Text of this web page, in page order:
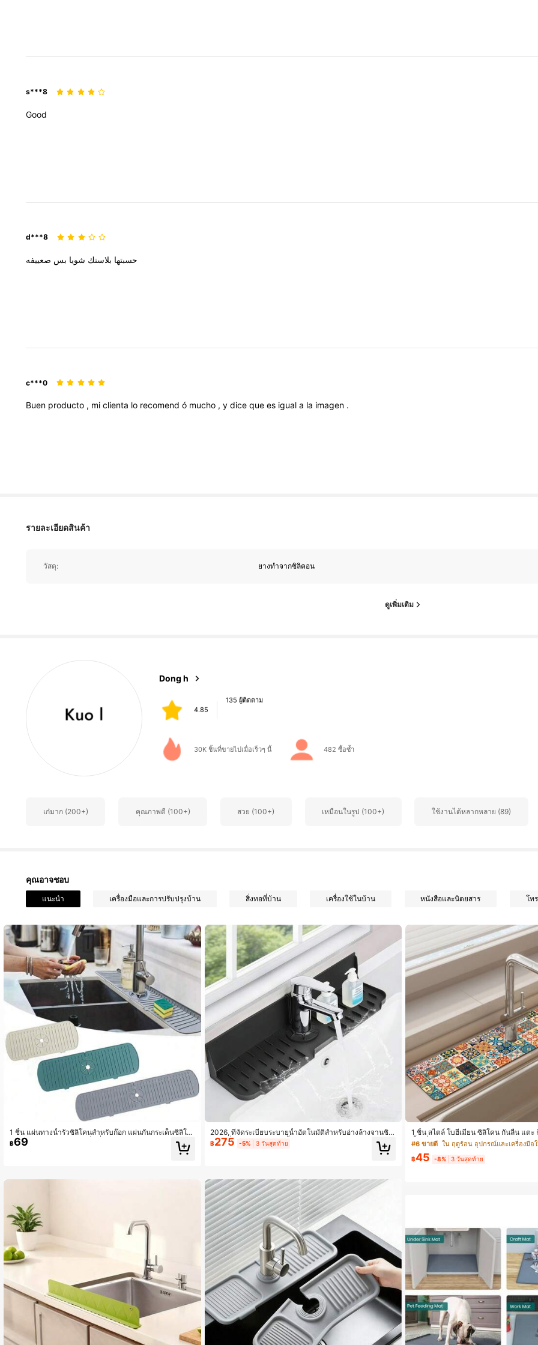
s***8
Good
d***8
حسبتها بلاستك شويا بس صعييفه
c***0
Buen producto , mi clienta lo recomend ó mucho , y dice que es igual a la imagen .
รายละเอียดสินค้า
วัสดุ: ยางทำจากซิลิคอน
ดูเพิ่มเติม
Dong h 4.85
p***a
135 ผู้ติดตาม
4.85
135 ผู้ติดตาม
4.85
135 ผู้ติดตาม
135 ผู้ติดตาม
30K ชิ้นที่ขายไปเมื่อเร็วๆ นี้ 482 ซื้อซ้ำ
เก๋มาก (200+) คุณภาพดี (100+) สวย (100+) เหมือนในรูป (100+) ใช้งานได้หลากหลาย (89)
คุณอาจชอบ
แนะนำ เครื่องมือและการปรับปรุงบ้าน สิ่งทอที่บ้าน เครื่องใช้ในบ้าน หนังสือและนิตยสาร โท
1 ชิ้น แผ่นทางน้ำรั่วซิลิโคนสำหรับก๊อก แผ่นกันกระเด็นซิลิโค
นสำหรับก๊อก แผ่นกันกระเด็นที่ทนทานสำหรับอ่างล้างมือในห้
องน้ำและครัวของโรงแรมและร้านอาหาร
฿69
2026, ที่จัดระเบียบระบายน้ำอัตโนมัติสำหรับอ่างล้างจานซิลิ
โคน, ที่จัดระเบียบระบายน้ำอัตโนมัติสำหรับอ่างล้างจานซิลิโ
คน, แผ่นกันน้ำกระเซ็นสำหรับเคาน์เตอร์ครัวและอ่างล้างจาน
฿275 -5% 3 วันสุดท้าย
1 ชิ้น สไตล์ โบฮีเมียน ซิลิโคน กันลื่น แตะ
น้ำ เสื่อ พร้อม วินเทจ ดีไซน์ ดอกไม้ , เหม
หลาย น้ำ ใน ห้องน้ำ และ ครัว
#6 ขายดี ใน ฤดูร้อน อุปกรณ์และเครื่องมือ
฿45 -8% 3 วันสุดท้าย